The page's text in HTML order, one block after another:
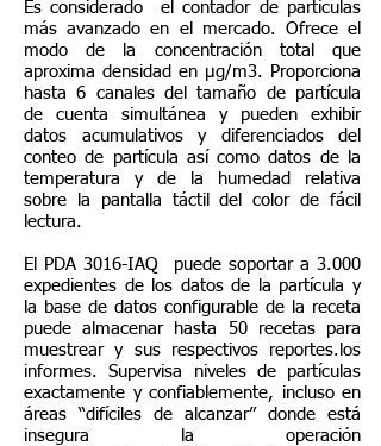
Es considerado el contador de partículas
más avanzado en el mercado. Ofrece el
modo de la concentración total que
aproxima densidad en μg/m3. Proporciona
hasta 6 canales del tamaño de partícula
de cuenta simultánea y pueden exhibir
datos acumulativos y diferenciados del
conteo de partícula así como datos de la
temperatura y de la humedad relativa
sobre la pantalla táctil del color de fácil
lectura.
El PDA 3016-IAQ puede soportar a 3.000
expedientes de los datos de la partícula y
la base de datos configurable de la receta
puede almacenar hasta 50 recetas para
muestrear y sus respectivos reportes.los
informes. Supervisa niveles de partículas
exactamente y confiablemente, incluso en
áreas “difíciles de alcanzar” donde está
insegura la operación